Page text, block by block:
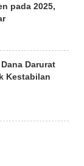
pada 2025,
Darurat
Kestabilan